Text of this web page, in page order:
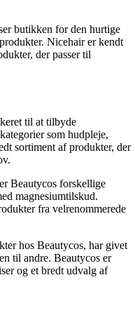
butikken for den hurtige
Nicehair er kendt
der passer til
til at tilbyde
som hudpleje,
sortiment af produkter, der
Beautycos forskellige
magnesiumtilskud.
fra velrenommerede
hos Beautycos, har givet
til andre. Beautycos er
og et bredt udvalg af